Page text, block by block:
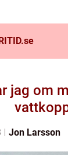
se
jag om
Jon Larsson